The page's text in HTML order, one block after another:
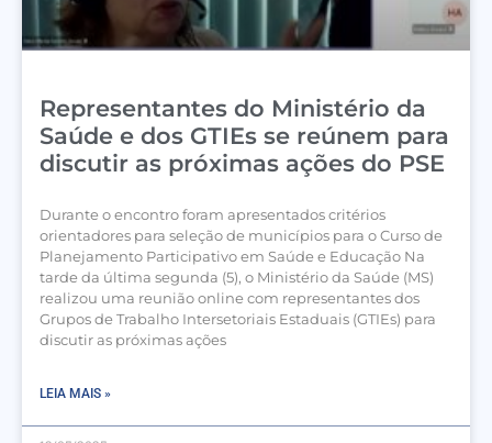
Representantes do Ministério da
Saúde e dos GTIEs se reúnem para
discutir as próximas ações do PSE
Durante o encontro foram apresentados critérios
orientadores para seleção de municípios para o Curso de
Planejamento Participativo em Saúde e Educação Na
tarde da última segunda (5), o Ministério da Saúde (MS)
realizou uma reunião online com representantes dos
Grupos de Trabalho Intersetoriais Estaduais (GTIEs) para
discutir as próximas ações
LEIA MAIS »